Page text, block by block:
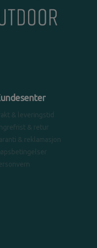
& leveringstid
& retur
& reklamasjon